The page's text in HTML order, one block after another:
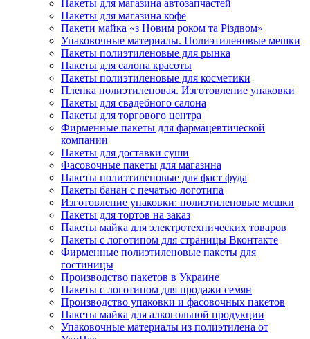
Пакеты для магазина автозапчастей
Пакеты для магазина кофе
Пакети майка «з Новим роком та Різдвом»
Упаковочные материалы. Полиэтиленовые мешки
Пакеты полиэтиленовые для рынка
Пакеты для салона красоты
Пакеты полиэтиленовые для косметики
Пленка полиэтиленовая. Изготовление упаковки
Пакеты для свадебного салона
Пакеты для торгового центра
Фирменные пакеты для фармацевтической
компании
Пакеты для доставки суши
Фасовочные пакеты для магазина
Пакеты полиэтиленовые для фаст фуда
Пакеты банан с печатью логотипа
Изготовление упаковки: полиэтиленовые мешки
Пакеты для тортов на заказ
Пакеты майка для электротехнических товаров
Пакеты с логотипом для страницы Вконтакте
Фирменные полиэтиленовые пакеты для
гостиницы
Производство пакетов в Украине
Пакеты с логотипом для продажи семян
Производство упаковки и фасовочных пакетов
Пакеты майка для алкогольной продукции
Упаковочные материалы из полиэтилена от